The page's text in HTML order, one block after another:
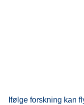
Ifølge forskning kan